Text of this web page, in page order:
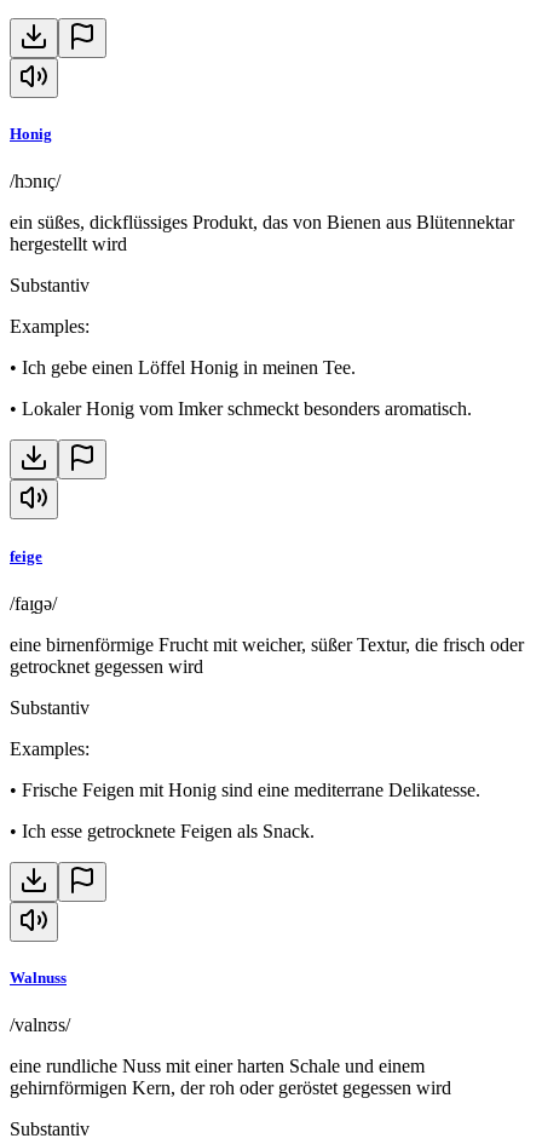
Honig
/hɔnɪç/
ein süßes, dickflüssiges Produkt, das von Bienen aus Blütennektar
hergestellt wird
Substantiv
Examples:
• Ich gebe einen Löffel Honig in meinen Tee.
• Lokaler Honig vom Imker schmeckt besonders aromatisch.
feige
/faɪ̯ɡə/
eine birnenförmige Frucht mit weicher, süßer Textur, die frisch oder
getrocknet gegessen wird
Substantiv
Examples:
• Frische Feigen mit Honig sind eine mediterrane Delikatesse.
• Ich esse getrocknete Feigen als Snack.
Walnuss
/valnʊs/
eine rundliche Nuss mit einer harten Schale und einem
gehirnförmigen Kern, der roh oder geröstet gegessen wird
Substantiv